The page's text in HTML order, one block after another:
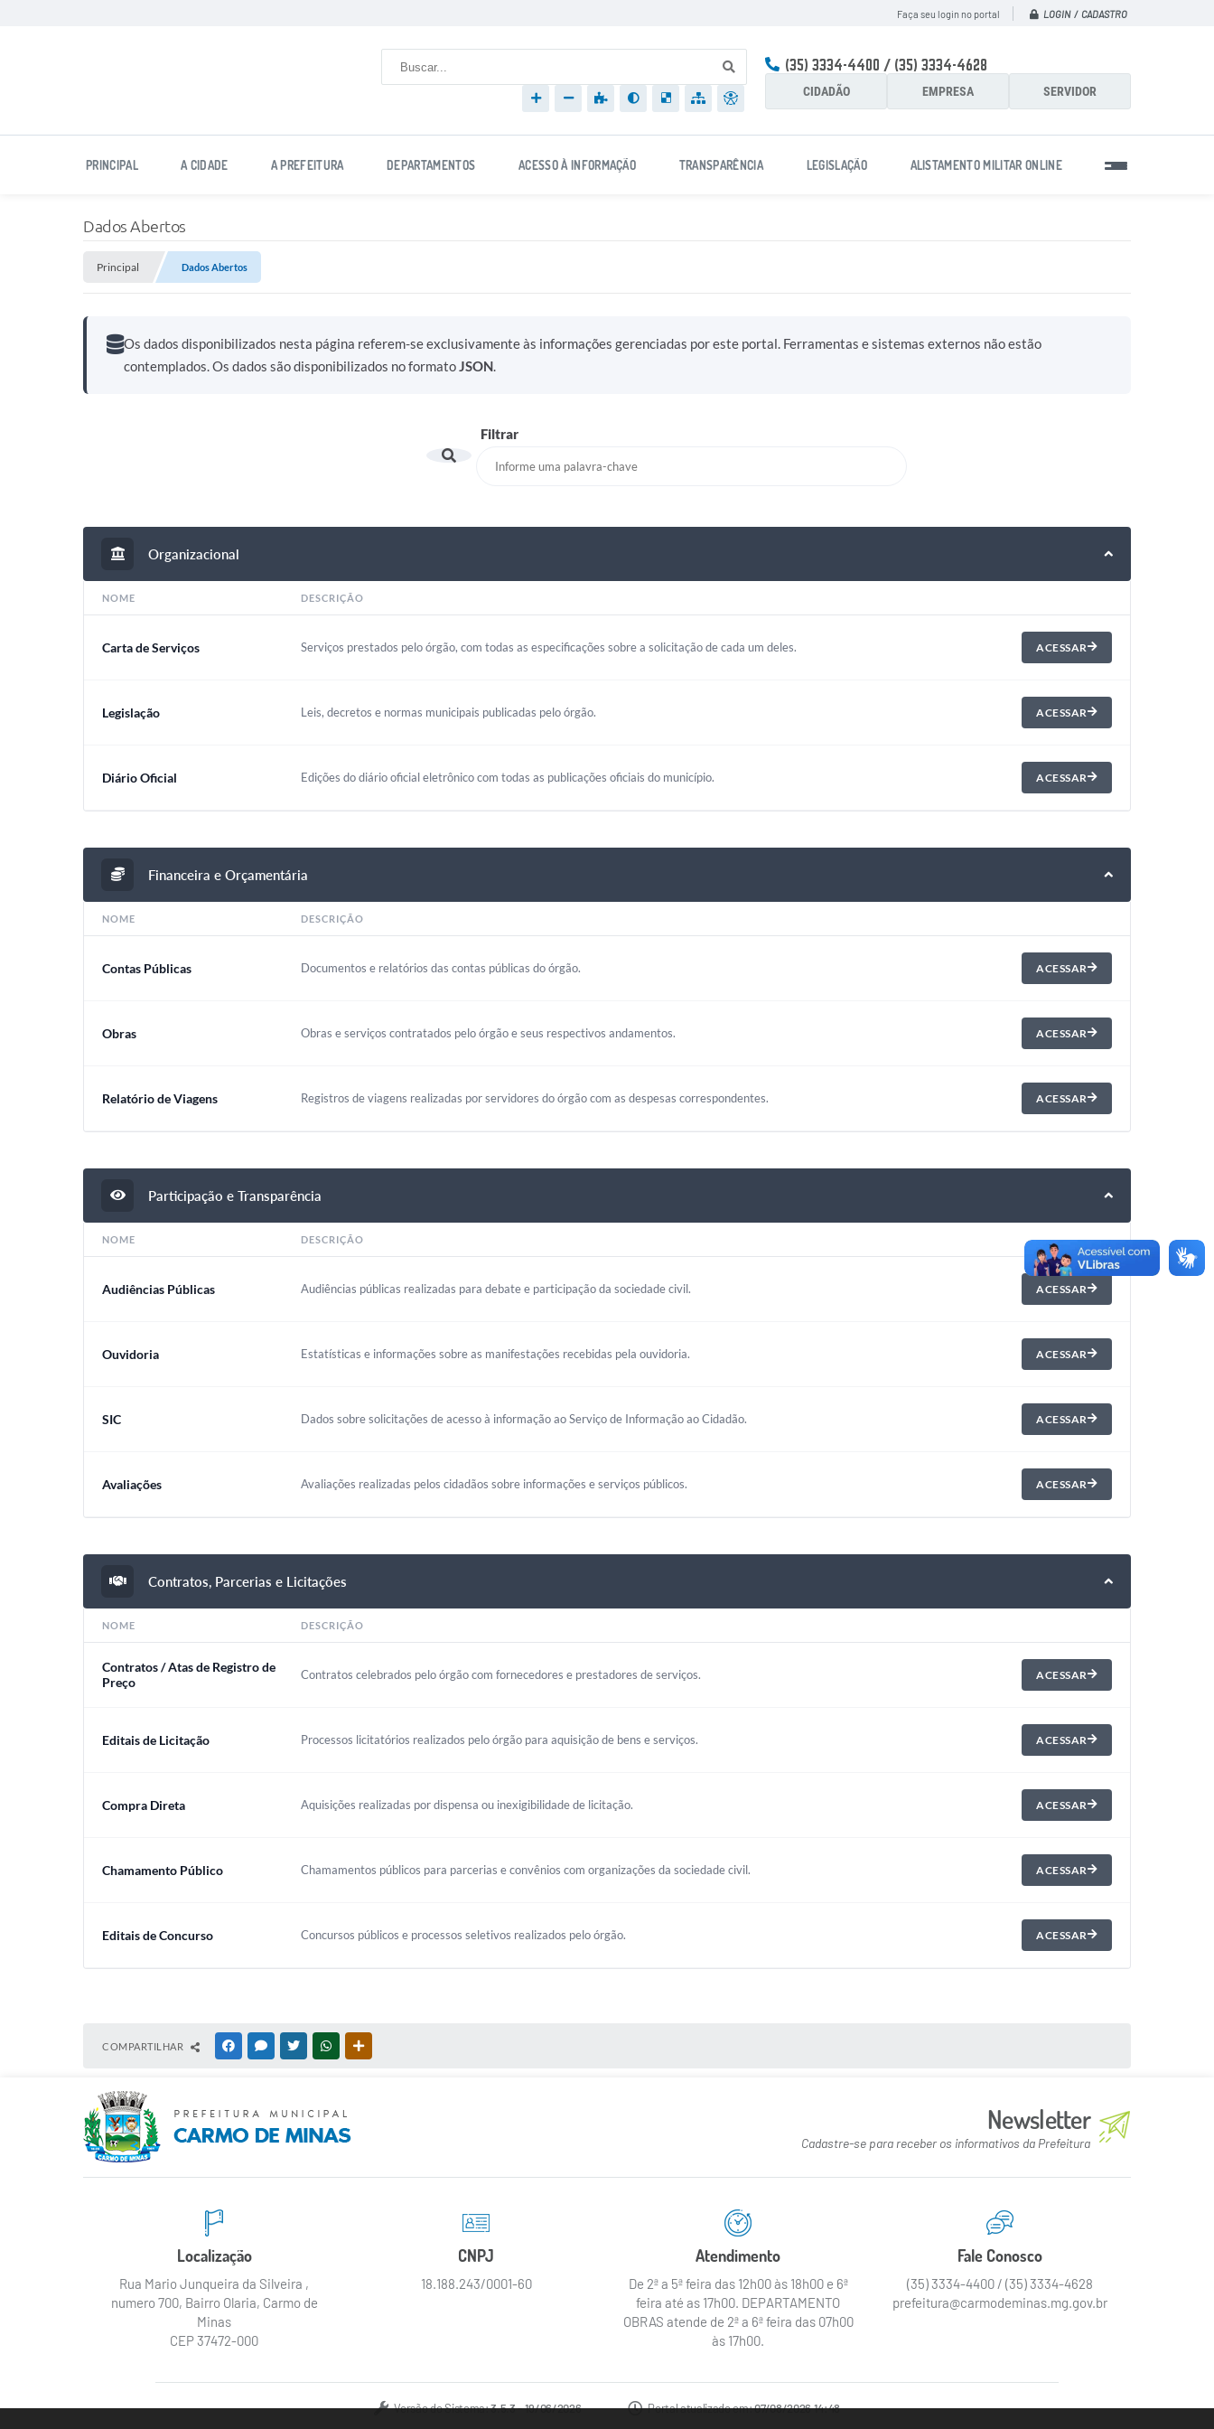
Faça seu login no portal LOGIN / CADASTRO
(35) 3334-4400 / (35) 3334-4628
CIDADÃO EMPRESA SERVIDOR
PRINCIPAL A CIDADE A PREFEITURA DEPARTAMENTOS ACESSO À INFORMAÇÃO TRANSPARÊNCIA LEGISLAÇÃO ALISTAMENTO MILITAR ONLINE
Dados Abertos
Principal Dados Abertos
Os dados disponibilizados nesta página referem-se exclusivamente às informações gerenciadas por este portal. Ferramentas e sistemas externos não estão
contemplados. Os dados são disponibilizados no formatoJSON.
Filtrar
Organizacional
NOME DESCRIÇÃO
Carta de Serviços Serviços prestados pelo órgão, com todas as especificações sobre a solicitação de cada um deles. ACESSAR
Legislação Leis, decretos e normas municipais publicadas pelo órgão. ACESSAR
Diário Oficial Edições do diário oficial eletrônico com todas as publicações oficiais do município. ACESSAR
Financeira e Orçamentária
NOME DESCRIÇÃO
Contas Públicas Documentos e relatórios das contas públicas do órgão. ACESSAR
Obras Obras e serviços contratados pelo órgão e seus respectivos andamentos. ACESSAR
Relatório de Viagens Registros de viagens realizadas por servidores do órgão com as despesas correspondentes. ACESSAR
Participação e Transparência
NOME DESCRIÇÃO
Audiências Públicas Audiências públicas realizadas para debate e participação da sociedade civil. ACESSAR
Ouvidoria Estatísticas e informações sobre as manifestações recebidas pela ouvidoria. ACESSAR
SIC Dados sobre solicitações de acesso à informação ao Serviço de Informação ao Cidadão. ACESSAR
Avaliações Avaliações realizadas pelos cidadãos sobre informações e serviços públicos. ACESSAR
Contratos, Parcerias e Licitações
NOME DESCRIÇÃO
Contratos / Atas de Registro de
Preço
Contratos celebrados pelo órgão com fornecedores e prestadores de serviços. ACESSAR
Editais de Licitação Processos licitatórios realizados pelo órgão para aquisição de bens e serviços. ACESSAR
Compra Direta Aquisições realizadas por dispensa ou inexigibilidade de licitação. ACESSAR
Chamamento Público Chamamentos públicos para parcerias e convênios com organizações da sociedade civil. ACESSAR
Editais de Concurso Concursos públicos e processos seletivos realizados pelo órgão. ACESSAR
COMPARTILHAR FACEBOOKMESSENGER
TWITTERWHATSAPP
Newsletter
Cadastre-se para receber os informativos da Prefeitura
Localização
Rua Mario Junqueira da Silveira ,
numero 700, Bairro Olaria, Carmo de
Minas
CEP 37472-000
CNPJ
18.188.243/0001-60
Atendimento
De 2ª a 5ª feira das 12h00 às 18h00 e 6ª
feira até as 17h00. DEPARTAMENTO
OBRAS atende de 2ª a 6ª feira das 07h00
às 17h00.
Fale Conosco
(35) 3334-4400 / (35) 3334-4628
prefeitura@carmodeminas.mg.gov.br
Versão do Sistema:3.5.3 - 19/06/2026 Portal atualizado em:07/08/2026 14:48